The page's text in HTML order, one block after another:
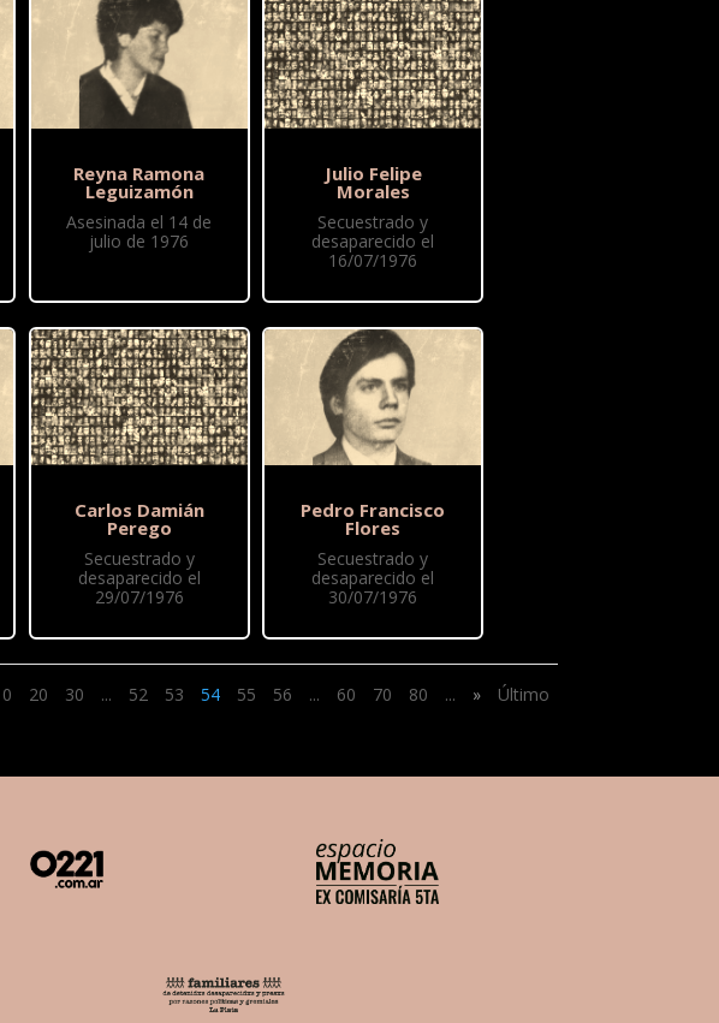
Reyna Ramona
Leguizamón
Asesinada el 14 de
julio de 1976
Carlos Damián
Perego
Secuestrado y
desaparecido el
29/07/1976
Julio Felipe
Morales
Secuestrado y
desaparecido el
16/07/1976
Pedro Francisco
Flores
Secuestrado y
desaparecido el
30/07/1976
20 30 ... 52 53 54 55 56 ... 60 70 80 ... » Último